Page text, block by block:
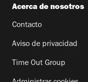
Acerca de nosotros
Contacto
Aviso de privacidad
Time Out Group